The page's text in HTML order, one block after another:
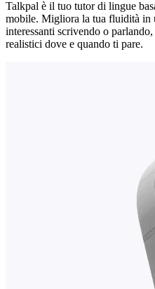
Talkpal è il tuo tutor di lingue
mobile. Migliora la tua fluidità in
interessanti scrivendo o
realistici dove e quando ti pare.